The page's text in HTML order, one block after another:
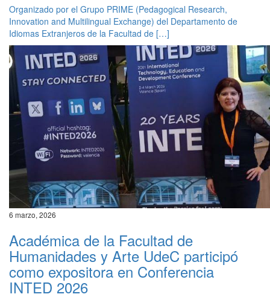
Organizado por el Grupo PRIME (Pedagogical Research,
Innovation and Multilingual Exchange) del Departamento de
Idiomas Extranjeros de la Facultad de […]
6 marzo, 2026
Académica de la Facultad de
Humanidades y Arte UdeC participó
como expositora en Conferencia
INTED 2026